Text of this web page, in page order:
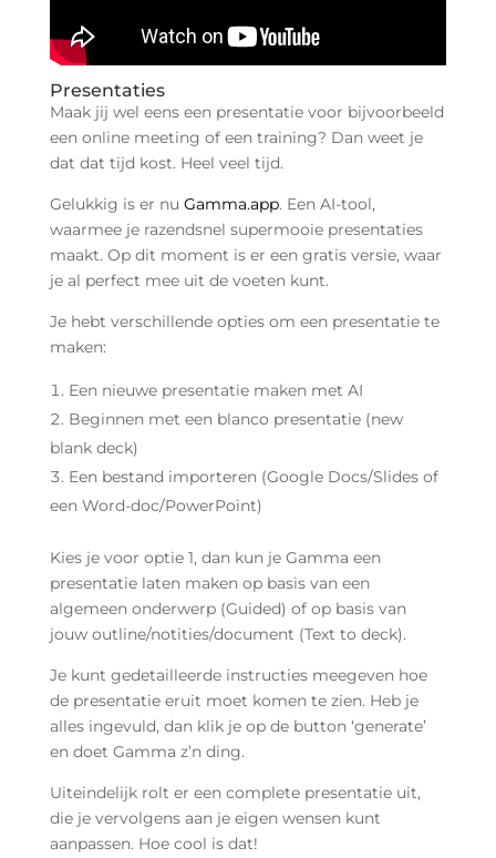
Presentaties
Maak jij wel eens een presentatie voor bijvoorbeeld
een online meeting of een training? Dan weet je
dat dat tijd kost. Heel veel tijd.
Gelukkig is er nu Gamma.app. Een AI-tool,
waarmee je razendsnel supermooie presentaties
maakt. Op dit moment is er een gratis versie, waar
je al perfect mee uit de voeten kunt.
Je hebt verschillende opties om een presentatie te
maken:
Een nieuwe presentatie maken met AI
Beginnen met een blanco presentatie (new
blank deck)
Een bestand importeren (Google Docs/Slides of
een Word-doc/PowerPoint)
Kies je voor optie 1, dan kun je Gamma een
presentatie laten maken op basis van een
algemeen onderwerp (Guided) of op basis van
jouw outline/notities/document (Text to deck).
Je kunt gedetailleerde instructies meegeven hoe
de presentatie eruit moet komen te zien. Heb je
alles ingevuld, dan klik je op de button ‘generate’
en doet Gamma z’n ding.
Uiteindelijk rolt er een complete presentatie uit,
die je vervolgens aan je eigen wensen kunt
aanpassen. Hoe cool is dat!